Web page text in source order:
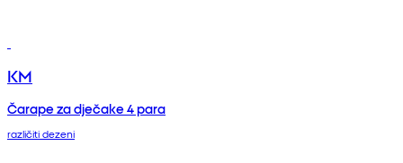
KM
Čarape za dječake 4 para
različiti dezeni